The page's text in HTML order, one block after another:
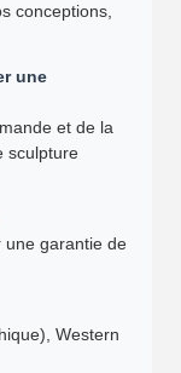
conceptions,
une
et de la
sculpture
une garantie de
Western